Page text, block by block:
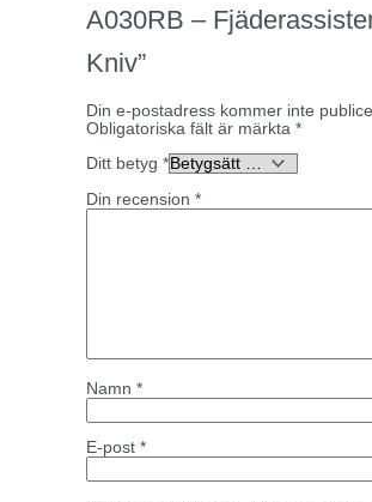
A030RB –
Kniv”
Din e-postadress kommer inte
Obligatoriska fält är märkta *
Ditt betyg *
Din recension *
Namn *
E-post *